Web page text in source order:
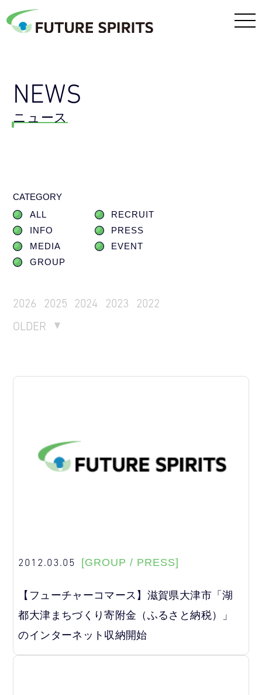
NEWS
ニュース
CATEGORY
ALL
RECRUIT
INFO
PRESS
MEDIA
EVENT
GROUP
2026 2025 2024 2023
2022
OLDER
2012.03.05 [GROUP / PRESS]
【フューチャーコマース】滋賀県大津市「湖
都大津まちづくり寄附金（ふるさと納税）」
のインターネット収納開始